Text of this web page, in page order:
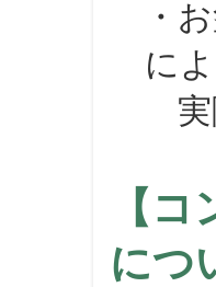
・お
に
実際
【
につ